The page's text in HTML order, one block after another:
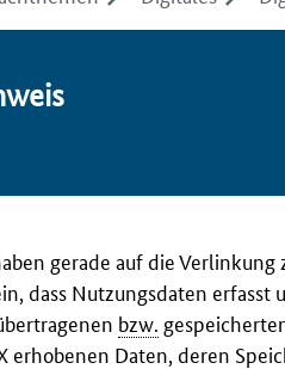
gerade auf die
dass Nutzungsdaten
bzw.
erhobenen Daten, deren